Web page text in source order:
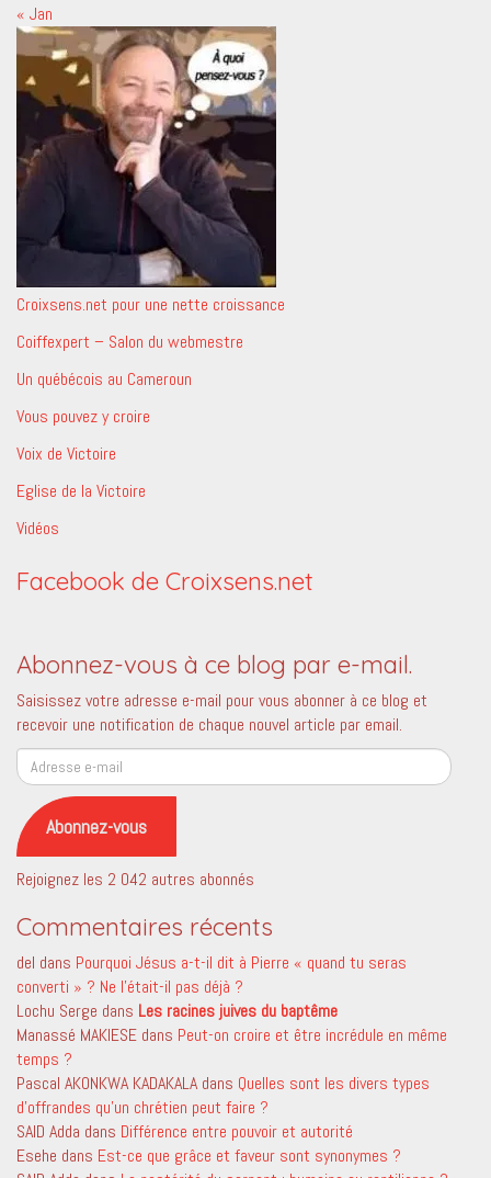
« Jan
Croixsens.net pour une nette croissance
Coiffexpert – Salon du webmestre
Un québécois au Cameroun
Vous pouvez y croire
Voix de Victoire
Eglise de la Victoire
Vidéos
Facebook de Croixsens.net
Abonnez-vous à ce blog par e-mail.
Saisissez votre adresse e-mail pour vous abonner à ce blog et
recevoir une notification de chaque nouvel article par email.
Adresse
e-
mail
Abonnez-vous
Rejoignez les 2 042 autres abonnés
Commentaires récents
del dans Pourquoi Jésus a-t-il dit à Pierre « quand tu seras
converti » ? Ne l’était-il pas déjà ?
Lochu Serge dans Les racines juives du baptême
Manassé MAKIESE dans Peut-on croire et être incrédule en même
temps ?
Pascal AKONKWA KADAKALA dans Quelles sont les divers types
d’offrandes qu’un chrétien peut faire ?
SAID Adda dans Différence entre pouvoir et autorité
Esehe dans Est-ce que grâce et faveur sont synonymes ?